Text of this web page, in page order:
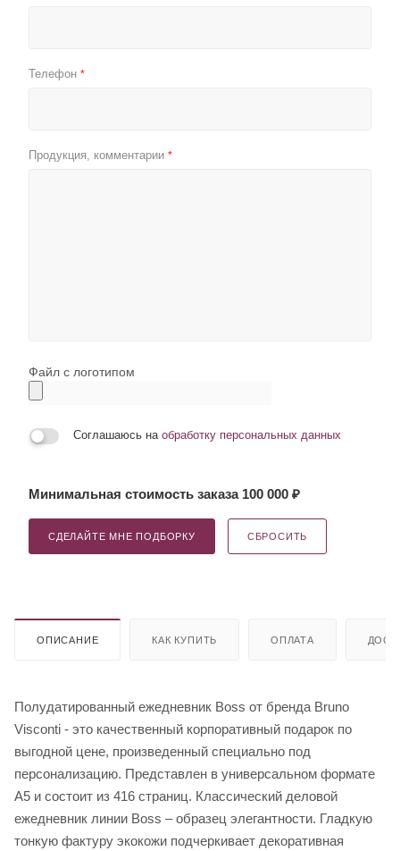
Телефон *
Продукция, комментарии *
Файл с логотипом
Соглашаюсь на обработку персональных данных
Минимальная стоимость заказа 100 000 ₽
СДЕЛАЙТЕ МНЕ ПОДБОРКУ СБРОСИТЬ
ОПИСАНИЕ КАК КУПИТЬ ОПЛАТА
Полудатированный ежедневник Boss от бренда Bruno
Visconti - это качественный корпоративный подарок по
выгодной цене, произведенный специально под
персонализацию. Представлен в универсальном формате
А5 и состоит из 416 страниц. Классический деловой
ежедневник линии Boss – образец элегантности. Гладкую
тонкую фактуру экокожи подчеркивает декоративная